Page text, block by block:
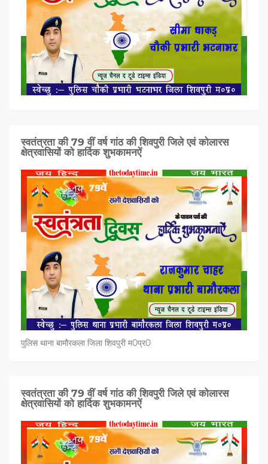
स्वतंत्रता की 79 वीं वर्ष गांठ की शिवपुरी जिले एवं कोलारस
क्षेत्रवासियों को हार्दिक शुभकामनऐं
पुलिस थाना बामौरकला जिला शिवपुरी म0प्र0
स्वतंत्रता की 79 वीं वर्ष गांठ की शिवपुरी जिले एवं कोलारस
क्षेत्रवासियों को हार्दिक शुभकामनऐं